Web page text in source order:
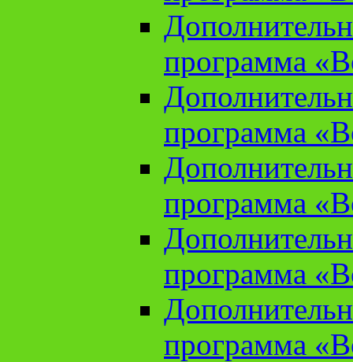
программа
программа
программа
программа
программа